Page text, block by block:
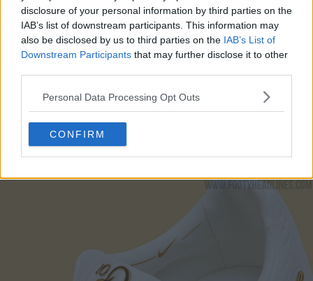
disclosure of your personal information by third parties on the
IAB’s list of downstream participants. This information may
also be disclosed by us to third parties on the IAB’s List of
Downstream Participants that may further disclose it to other
Personal Data Processing Opt Outs
CONFIRM
Un dettaglio che salta all'occhio è il ritorno della
classica linguetta ripiegabile, un segno distintivo dello
stile di Ronaldinho durante i suoi anni d'oro con l'FC
Barcelona e il Brasile, ora abbinata a un gioiello con
laccio a forma di "R" e a una confezione con foglia
d'oro che include una borsa con coulisse
personalizzata.